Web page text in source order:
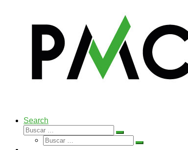
Search
Buscar
Buscar
Buscar
Buscar